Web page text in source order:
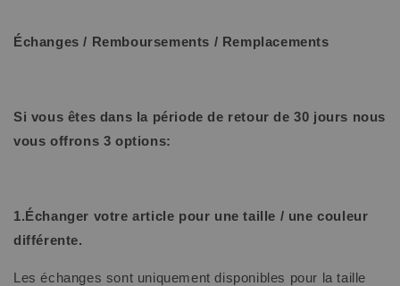
Échanges / Remboursements / Remplacements
Si vous êtes dans la période de retour de 30 jours nous
vous offrons 3 options:
1.Échanger votre article pour une taille / une couleur
différente.
Les échanges sont uniquement disponibles pour la taille